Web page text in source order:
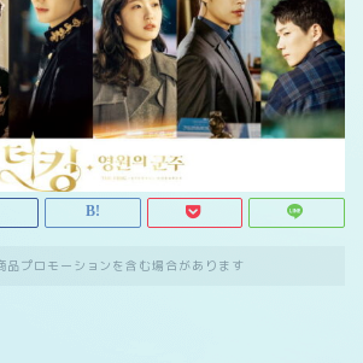
品プロモーションを含む場合があります